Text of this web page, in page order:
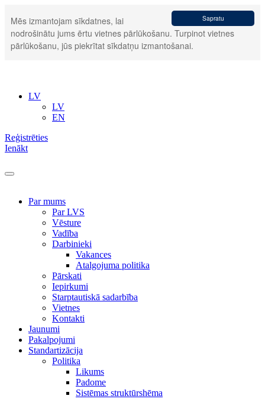
Sapratu
Mēs izmantojam sīkdatnes, lai
nodrošinātu jums ērtu vietnes pārlūkošanu. Turpinot vietnes
pārlūkošanu, jūs piekrītat sīkdatņu izmantošanai.
LV
LV
EN
Reģistrēties
Ienākt
Par mums
Par LVS
Vēsture
Vadība
Darbinieki
Vakances
Atalgojuma politika
Pārskati
Iepirkumi
Starptautiskā sadarbība
Vietnes
Kontakti
Jaunumi
Pakalpojumi
Standartizācija
Politika
Likums
Padome
Sistēmas struktūrshēma